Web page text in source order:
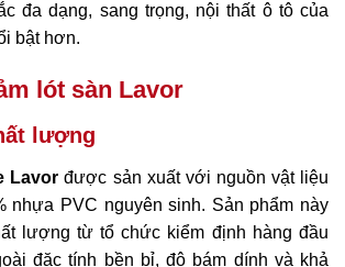
đa dạng, sang trọng, nội thất ô tô của
bật hơn.
lót sàn Lavor
lượng
Lavor được sản xuất với nguồn vật liệu
nhựa PVC nguyên sinh. Sản phẩm này
lượng từ tổ chức kiểm định hàng đầu
đặc tính bền bỉ, độ bám dính và khả